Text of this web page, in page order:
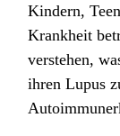
Kindern,
Krankheit
verstehen,
ihren Lupus